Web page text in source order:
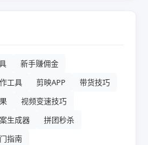
新手赚佣金
工具 剪映APP
带货技巧
视频变速技巧
生成器
拼团秒杀
指南